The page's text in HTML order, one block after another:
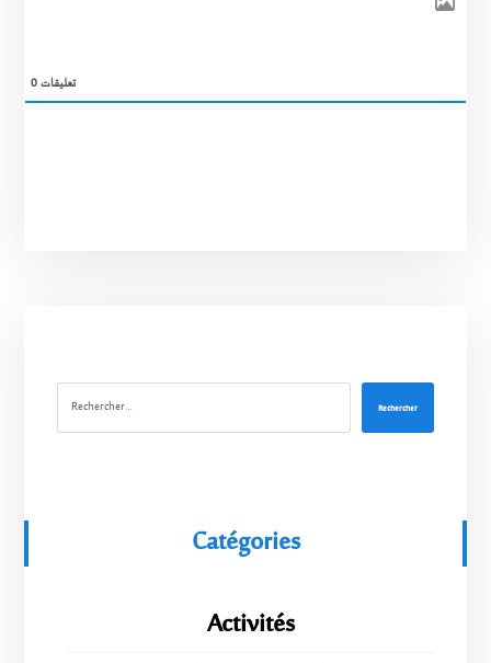
0تعليقات
Rechercher
Catégories
Activités